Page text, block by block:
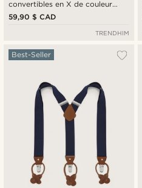
convertibles en X de couleur
marron foncé
59,90 $ CAD
TRENDHIM
Best-Seller